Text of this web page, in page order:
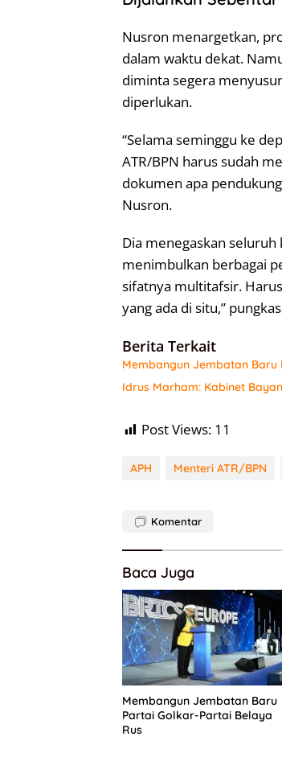
Nusron menargetkan,
dalam waktu dekat.
diminta segera
diperlukan.
“Selama seminggu ke
ATR/BPN harus sudah
dokumen apa
Nusron.
Dia menegaskan
menimbulkan berbagai
sifatnya multitafsir.
yang ada di situ,”
Berita Terkait
Membangun Jembatan
Idrus Marham: Kabinet
Post Views: 11
APH Menteri ATR/BPN
Komentar
Baca Juga
Membangun Jembatan Baru
Partai Golkar-Partai Belaya
Rus